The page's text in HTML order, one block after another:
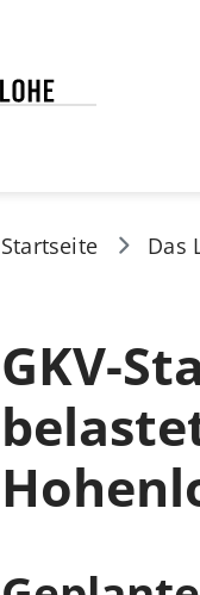
Startseite Das
GKV-